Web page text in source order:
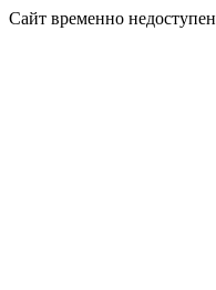
Сайт временно недоступен